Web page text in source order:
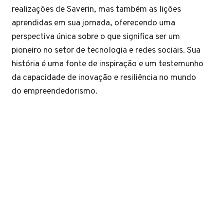
realizações de Saverin, mas também as lições
aprendidas em sua jornada, oferecendo uma
perspectiva única sobre o que significa ser um
pioneiro no setor de tecnologia e redes sociais. Sua
história é uma fonte de inspiração e um testemunho
da capacidade de inovação e resiliência no mundo
do empreendedorismo.